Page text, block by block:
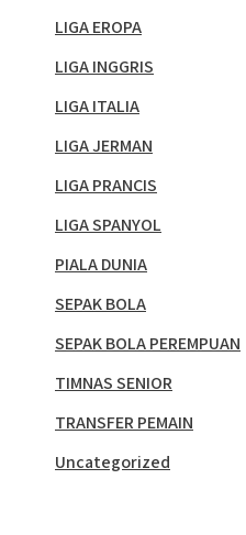
LIGA EROPA
LIGA INGGRIS
LIGA ITALIA
LIGA JERMAN
LIGA PRANCIS
LIGA SPANYOL
PIALA DUNIA
SEPAK BOLA
SEPAK BOLA PEREMPUAN
TIMNAS SENIOR
TRANSFER PEMAIN
Uncategorized